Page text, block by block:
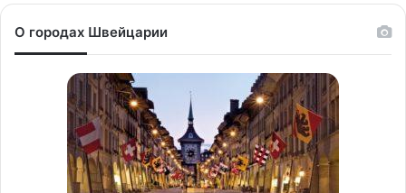
О городах Швейцарии